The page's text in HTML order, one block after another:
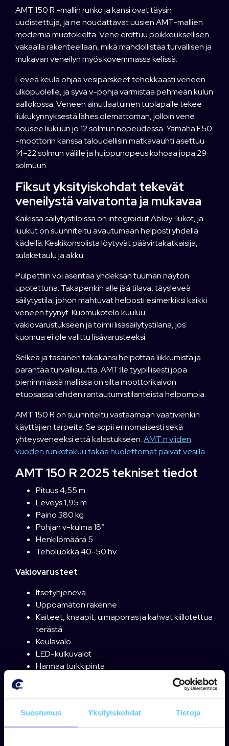
Suostumus Yksityiskohdat Tietoja
AMT 150 R -mallin runko ja kansi ovat täysin
uudistettuja, ja ne noudattavat uusien AMT-mallien
modernia muotokieltä. Vene erottuu poikkeuksellisen
vakaalla rakenteellaan, mikä mahdollistaa turvallisen ja
mukavan veneilyn myös kovemmassa kelissä.
Leveä keula ohjaa vesipärskeet tehokkaasti veneen
ulkopuolelle, ja syvä v-pohja varmistaa pehmeän kulun
aallokossa. Veneen ainutlaatuinen tuplapalle tekee
liukukynnyksestä lähes olemattoman, jolloin vene
nousee liukuun jo 12 solmun nopeudessa. Yamaha F50
-moottorin kanssa taloudellisin matkavauhti asettuu
14–22 solmun välille ja huippunopeus kohoaa jopa 29
solmuun.
Fiksut yksityiskohdat tekevät
veneilystä vaivatonta ja mukavaa
Kaikissa säilytystiloissa on integroidut Abloy-lukot, ja
luukut on suunniteltu avautumaan helposti yhdellä
kädellä. Keskikonsolista löytyvät päävirtakatkaisija,
sulaketaulu ja akku.
Pulpettiin voi asentaa yhdeksän tuuman näytön
upotettuna. Takapenkin alle jää tilava, täysleveä
säilytystila, johon mahtuvat helposti esimerkiksi kaikki
veneen tyynyt. Kuomukotelo kuuluu
vakiovarustukseen ja toimii lisäsäilytystilana, jos
kuomua ei ole valittu lisävarusteeksi.
Selkeä ja tasainen takakansi helpottaa liikkumista ja
parantaa turvallisuutta. AMT:lle tyypillisesti jopa
pienimmässä mallissa on silta moottorikaivon
etuosassa tehden rantautumistilanteista helpompia.
AMT 150 R on suunniteltu vastaamaan vaativienkin
käyttäjien tarpeita. Se sopii erinomaisesti sekä
yhteysveneeksi että kalastukseen.AMT:n viiden
vuoden runkotakuu takaa huolettomat päivät vesillä.
AMT 150 R 2025 tekniset tiedot
Pituus 4,55 m
Leveys 1,95 m
Paino 380 kg
Pohjan v-kulma 18°
Henkilömäärä 5
Teholuokka 40-50 hv
Vakiovarusteet
Itsetyhjenevä
Uppoamaton rakenne
Kaiteet, knaapit, uimaporras ja kahvat kiillotettua
terästä
Keulavalo
LED-kulkuvalot
Harmaa turkkipinta
NFB-ohjaus
Mukikupit